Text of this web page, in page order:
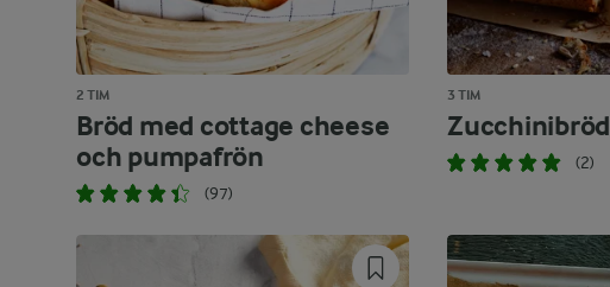
2 TIM
Bröd med cottage cheese
och pumpafrön
(97)
3 TIM
Zucchinibröd
(2)